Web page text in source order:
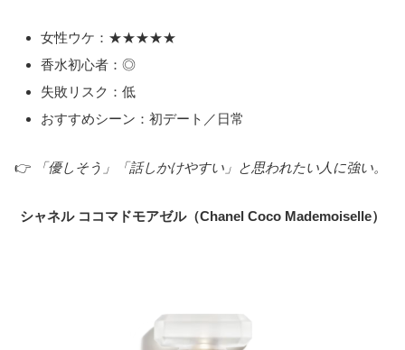
女性ウケ：★★★★★
香水初心者：◎
失敗リスク：低
おすすめシーン：初デート／日常
👉 「優しそう」「話しかけやすい」と思われたい人に強い。
シャネル ココマドモアゼル（Chanel Coco Mademoiselle）